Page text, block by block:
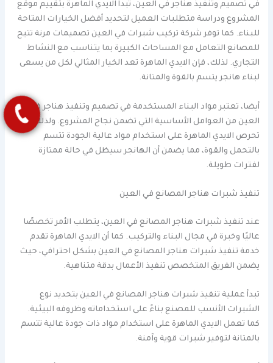
في تصميم وتنفيذ هناجر في العين، تبدأ الايدي الماهرة بتقييم موقع
المشروع ودراسة متطلبات العميل لتحديد أفضل الخيارات المتاحة
للبناء. كما توفر شركة تركيب شبرات في العين تصميمات مرنة تتيح
للمصانع التعامل مع المساحات الكبيرة بما يتناسب مع النشاط
التجاري. لذلك، فإن الايدي الماهرة تعد الخيار المثالي لكل من يسعى
لبناء هانجر يتسم بالقوة والمتانة.
أيضا، تعتبر مواد البناء المستخدمة في تصميم وتنفيذ هناجر في
العين من العوامل الأساسية التي تضمن نجاح المشروع. ولذلك،
تحرص الايدي الماهرة على استخدام مواد عالية الجودة تتسم
بالتحمل والقوة، مما يضمن أن الهانجر سيظل في حالة ممتازة
لفترات طويلة.
تنفيذ شبرات هناجر المصانع في العين
عند تنفيذ شبرات هناجر المصانع في العين، يتطلب الأمر تخصصًا
عاليًا وخبرة في مجال البناء والتركيب. كما أن الايدي الماهرة تقدم
خدمة تنفيذ شبرات هناجر المصانع في العين بشكل احترافي، حيث
يضمن الفريق المتخصص تنفيذ الأعمال بدقة متناهية.
تبدأ عملية تنفيذ شبرات هناجر المصانع في العين بتحديد نوع
الشبرات الأنسب للمصنع بناءً على استخداماته وظروفه البيئية.
كما تعمل الايدي الماهرة على استخدام مواد ذات جودة عالية تتسم
بالمتانة لتوفير شبرات قوية وآمنة.